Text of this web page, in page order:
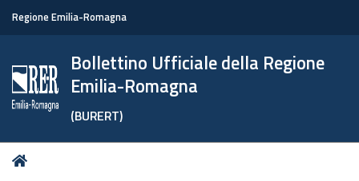
Regione Emilia-Romagna
Bollettino Ufficiale della Regione
Emilia-Romagna
(BURERT)
Tu